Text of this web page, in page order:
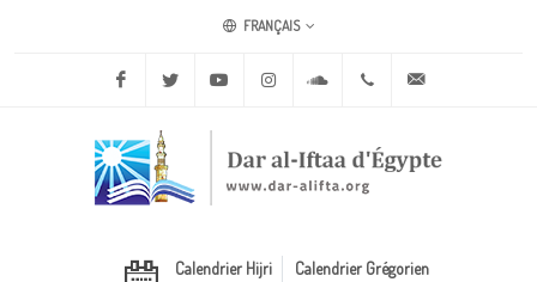
FRANÇAIS
Facebook Twitter Youtube Instagram Soundcloud+20 2 25970400
Calendrier Hijri
Calendrier Grégorien